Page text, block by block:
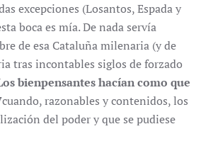
excepciones (Losantos, Espada y
boca es mía. De nada servía
de esa Cataluña milenaria (y de
tras incontables siglos de forzado
bienpensantes hacían como que
cuando, razonables y contenidos, los
del poder y que se pudiese